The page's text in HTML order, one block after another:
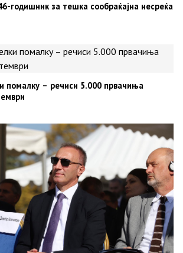
годишник за тешка сообраќајна несреќа
помалку – речиси 5.000 првачиња